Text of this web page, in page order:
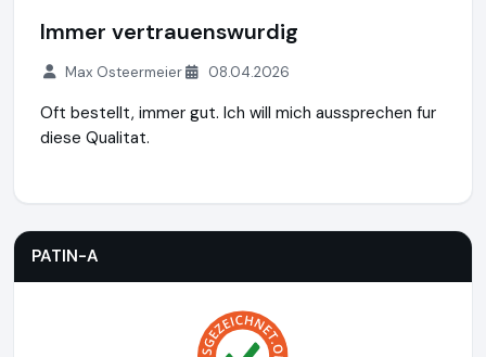
Immer vertrauenswurdig
Max Osteermeier 08.04.2026
Oft bestellt, immer gut. Ich will mich aussprechen fur
diese Qualitat.
PATIN-A